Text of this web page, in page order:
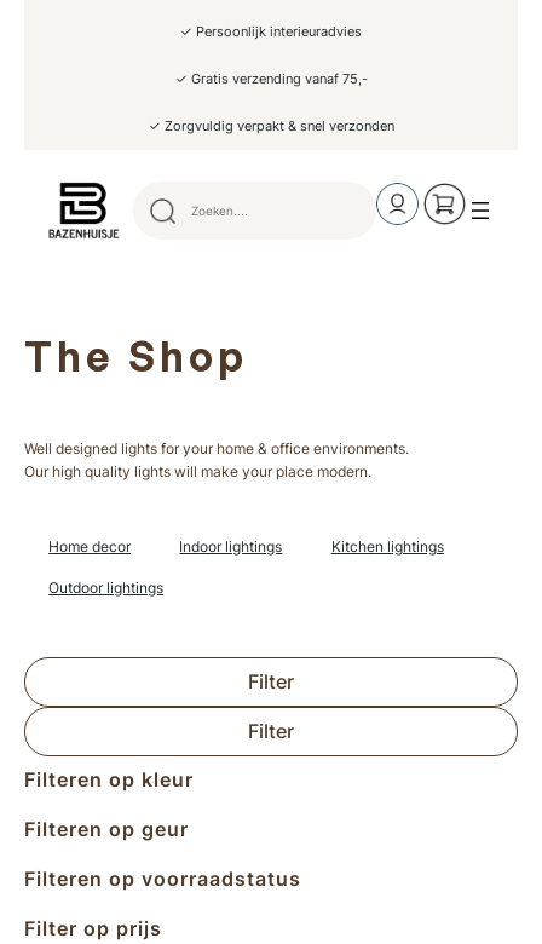
✓ Persoonlijk interieuradvies
✓ Gratis verzending vanaf 75,-
✓ Zorgvuldig verpakt & snel verzonden
The Shop
Well designed lights for your home & office environments.
Our high quality lights will make your place modern.
Home decor Indoor lightings Kitchen lightings
Outdoor lightings
Filter
Filter
Filteren op kleur
Filteren op geur
Filteren op voorraadstatus
Filter op prijs